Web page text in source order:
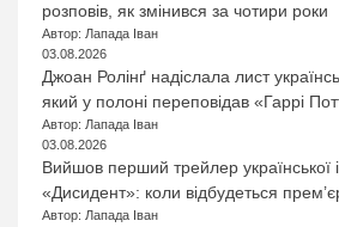
розповів, як змінився за чотири роки
Автор: Лапада Іван
03.08.2026
Джоан Ролінґ надіслала лист
який у полоні переповідав «Гаррі
Автор: Лапада Іван
03.08.2026
Вийшов перший трейлер української
«Дисидент»: коли відбудеться
Автор: Лапада Іван